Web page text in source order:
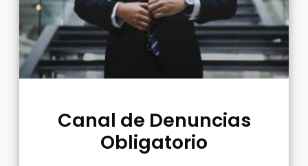
Canal de Denuncias
Obligatorio